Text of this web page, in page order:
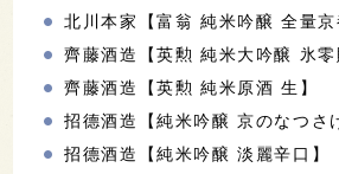
北川本家【富翁 純米吟醸 全量京
齊藤酒造【英勲 純米大吟醸 氷零
齊藤酒造【英勲 純米原酒 生】
招德酒造【純米吟醸 京のなつさ
招德酒造【純米吟醸 淡麗辛口】